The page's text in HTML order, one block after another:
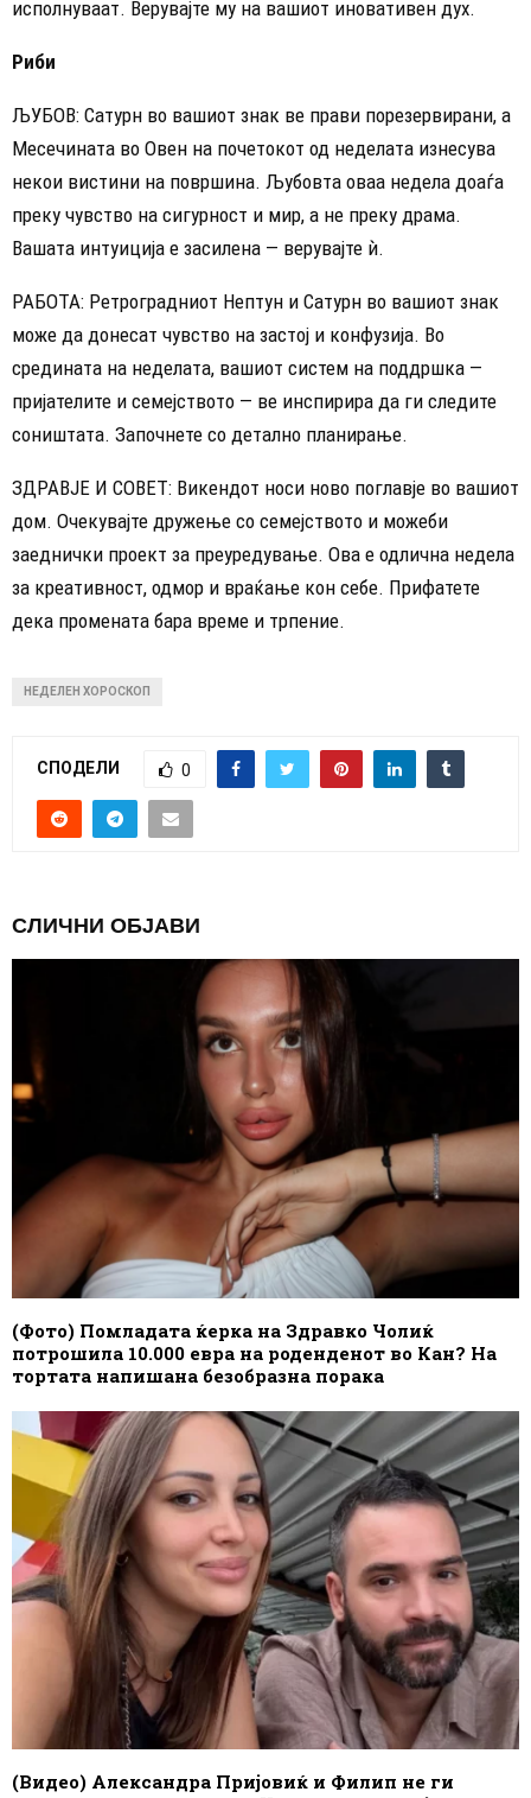
исполнуваат. Верувајте му на вашиот иновативен дух.
Риби
ЉУБОВ: Сатурн во вашиот знак ве прави порезервирани, а
Месечината во Овен на почетокот од неделата изнесува
некои вистини на површина. Љубовта оваа недела доаѓа
преку чувство на сигурност и мир, а не преку драма.
Вашата интуиција е засилена — верувајте ѝ.
РАБОТА: Ретроградниот Нептун и Сатурн во вашиот знак
може да донесат чувство на застој и конфузија. Во
средината на неделата, вашиот систем на поддршка —
пријателите и семејството — ве инспирира да ги следите
соништата. Започнете со детално планирање.
ЗДРАВЈЕ И СОВЕТ: Викендот носи ново поглавје во вашиот
дом. Очекувајте дружење со семејството и можеби
заеднички проект за преуредување. Ова е одлична недела
за креативност, одмор и враќање кон себе. Прифатете
дека промената бара време и трпение.
НЕДЕЛЕН ХОРОСКОП
СПОДЕЛИ 0
СЛИЧНИ ОБЈАВИ
(Фото) Помладата ќерка на Здравко Чолиќ
потрошила 10.000 евра на роденденот во Кан? На
тортата напишана безобразна порака
(Видео) Александра Пријовиќ и Филип не ги